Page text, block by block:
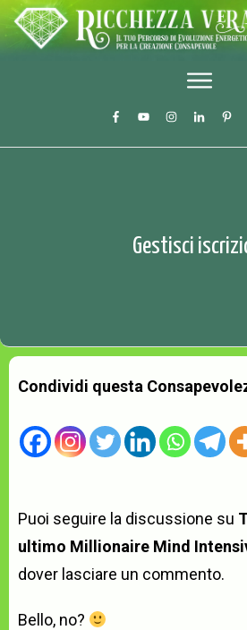
Gestisci
Condividi questa
Puoi seguire la discussione su
ultimo Millionaire Mind
dover lasciare un commento.
Bello, no?